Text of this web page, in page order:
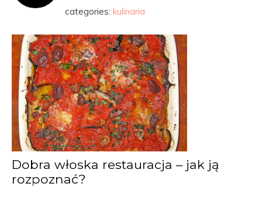
categories: kulinaria
Dobra włoska restauracja – jak ją
rozpoznać?